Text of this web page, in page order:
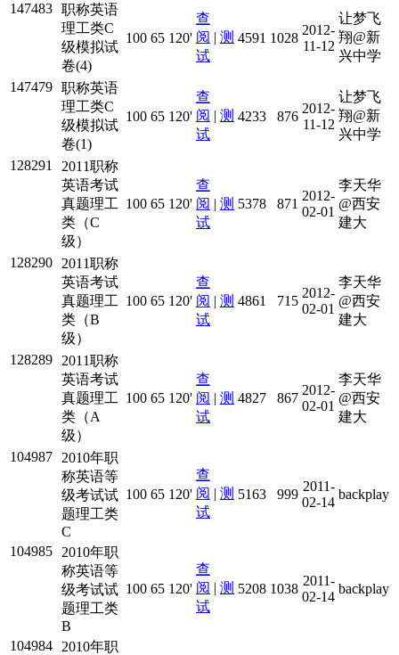
147483 职称英语
理工类C
级模拟试
卷(4)
100 65 120'
查
阅 | 测
试
4591 1028
2012-
11-12
让梦飞
翔@新
兴中学
147479 职称英语
理工类C
级模拟试
卷(1)
100 65 120'
查
阅 | 测
试
4233 876
2012-
11-12
让梦飞
翔@新
兴中学
128291
2011职称
英语考试
真题理工
类（C
级）
100 65 120'
查
阅 | 测
试
5378 871
2012-
02-01
李天华
@西安
建大
128290
2011职称
英语考试
真题理工
类（B
级）
100 65 120'
查
阅 | 测
试
4861 715
2012-
02-01
李天华
@西安
建大
128289
2011职称
英语考试
真题理工
类（A
级）
100 65 120'
查
阅 | 测
试
4827 867
2012-
02-01
李天华
@西安
建大
104987
2010年职
称英语等
级考试试
题理工类
C
100 65 120'
查
阅 | 测
试
5163 999
2011-
02-14
backplay
104985
2010年职
称英语等
级考试试
题理工类
B
100 65 120'
查
阅 | 测
试
5208 1038
2011-
02-14
backplay
104984 2010年职